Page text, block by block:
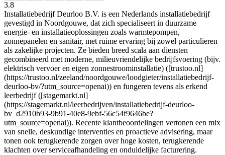
3.8
Installatiebedrijf Deurloo B.V. is een Nederlands installatiebedrijf
gevestigd in Noordgouwe, dat zich specialiseert in duurzame
energie- en installatieoplossingen zoals warmtepompen,
zonnepanelen en sanitair, met ruime ervaring bij zowel particulieren
als zakelijke projecten. Ze bieden breed scala aan diensten
gecombineerd met moderne, milieuvriendelijke bedrijfsvoering (bijv.
elektrisch vervoer en eigen zonnestroominstallatie) ([trustoo.nl]
(https://trustoo.nl/zeeland/noordgouwe/loodgieter/installatiebedrijf-
deurloo-bv/?utm_source=openai)) en fungeren tevens als erkend
leerbedrijf ([stagemarkt.nl]
(https://stagemarkt.nl/leerbedrijven/installatiebedrijf-deurloo-
bv_d2910b93-9b91-40e8-9ebf-56c54f9646be?
utm_source=openai)). Recente klantbeoordelingen vertonen een mix
van snelle, deskundige interventies en proactieve advisering, maar
tonen ook terugkerende zorgen over hoge kosten, terugkerende
klachten over serviceafhandeling en onduidelijke facturering.